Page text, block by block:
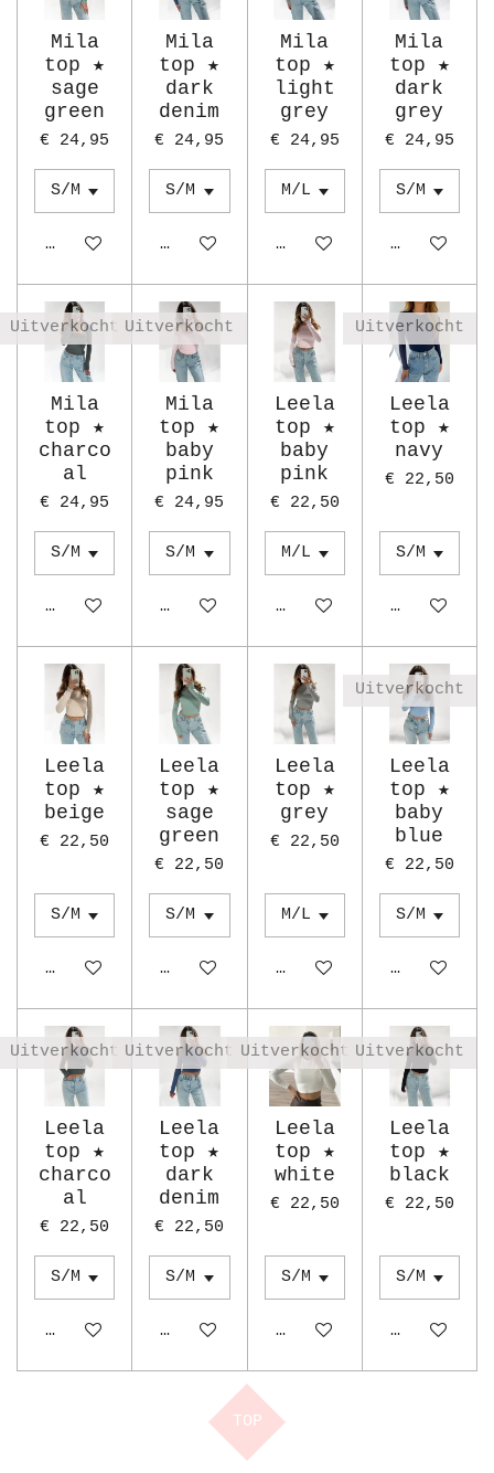
Mila
top ★
sage
green
€ 24,95
In winkelwagen
Mila
top ★
dark
denim
€ 24,95
Houd mij op de hoogte
Mila
top ★
light
grey
€ 24,95
In winkelwagen
Mila
top ★
dark
grey
€ 24,95
In
Uitverkocht
Mila
top ★
charco
al
€ 24,95
Houd mij op de hoogte
Uitverkocht
Mila
top ★
baby
pink
€ 24,95
Houd mij op de hoogte
Leela
top ★
baby
pink
€ 22,50
In winkelwagen
Uitverkocht
Leela
top ★
navy
€ 22,50
Houd mij
Leela
top ★
beige
€ 22,50
In winkelwagen
Leela
top ★
sage
green
€ 22,50
In winkelwagen
Leela
top ★
grey
€ 22,50
In winkelwagen
Uitverkocht
Leela
top ★
baby
blue
€ 22,50
Houd mij
Uitverkocht
Leela
top ★
charco
al
€ 22,50
Houd mij op de hoogte
Uitverkocht
Leela
top ★
dark
denim
€ 22,50
Houd mij op de hoogte
Uitverkocht
Leela
top ★
white
€ 22,50
Houd mij op de hoogte
Uitverkocht
Leela
top ★
black
€ 22,50
Houd mij
TOP